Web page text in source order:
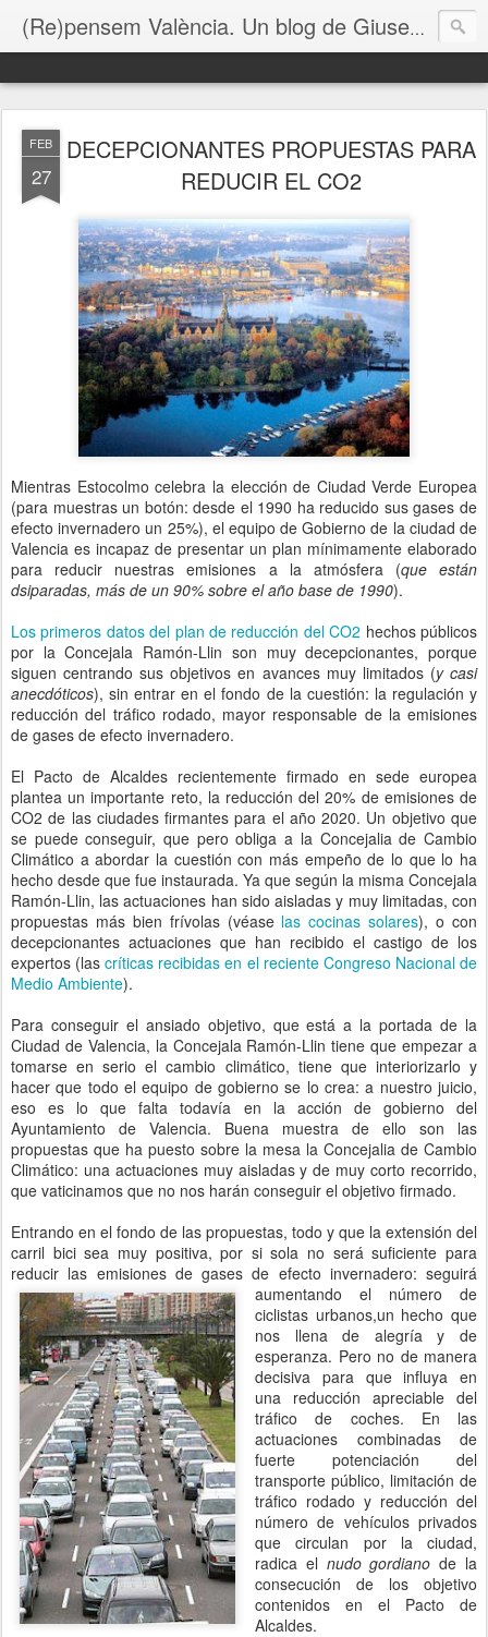
(Re)pensem València. Un blog de Giuseppe Grezzi
FEB
27
DECEPCIONANTES PROPUESTAS PARA
REDUCIR EL CO2
Mientras Estocolmo celebra la elección de Ciudad Verde Europea
(para muestras un botón: desde el 1990 ha reducido sus gases de
efecto invernadero un 25%), el equipo de Gobierno de la ciudad de
Valencia es incapaz de presentar un plan mínimamente elaborado
para reducir nuestras emisiones a la atmósfera (que están
dsiparadas, más de un 90% sobre el año base de 1990).
Los primeros datos del plan de reducción del CO2 hechos públicos
por la Concejala Ramón-Llin son muy decepcionantes, porque
siguen centrando sus objetivos en avances muy limitados (y casi
anecdóticos), sin entrar en el fondo de la cuestión: la regulación y
reducción del tráfico rodado, mayor responsable de la emisiones
de gases de efecto invernadero.
El Pacto de Alcaldes recientemente firmado en sede europea
plantea un importante reto, la reducción del 20% de emisiones de
CO2 de las ciudades firmantes para el año 2020. Un objetivo que
se puede conseguir, que pero obliga a la Concejalia de Cambio
Climático a abordar la cuestión con más empeño de lo que lo ha
hecho desde que fue instaurada. Ya que según la misma Concejala
Ramón-Llin, las actuaciones han sido aisladas y muy limitadas, con
propuestas más bien frívolas (véase las cocinas solares), o con
decepcionantes actuaciones que han recibido el castigo de los
expertos (lascríticas recibidas en el reciente Congreso Nacional de
Medio Ambiente).
Para conseguir el ansiado objetivo, que está a la portada de la
Ciudad de Valencia, la Concejala Ramón-Llin tiene que empezar a
tomarse en serio el cambio climático, tiene que interiorizarlo y
hacer que todo el equipo de gobierno se lo crea: a nuestro juicio,
eso es lo que falta todavía en la acción de gobierno del
Ayuntamiento de Valencia. Buena muestra de ello son las
propuestas que ha puesto sobre la mesa la Concejalia de Cambio
Climático: una actuaciones muy aisladas y de muy corto recorrido,
que vaticinamos que no nos harán conseguir el objetivo firmado.
Entrando en el fondo de las propuestas, todo y que la extensión del
carril bici sea muy positiva, por si sola no será suficiente para
reducir las emisiones de gases de efecto invernadero: seguirá
aumentando el número de
ciclistas urbanos,un hecho que
nos llena de alegría y de
esperanza. Pero no de manera
decisiva para que influya en
una reducción apreciable del
tráfico de coches. En las
actuaciones combinadas de
fuerte potenciación del
transporte público, limitación de
tráfico rodado y reducción del
número de vehículos privados
que circulan por la ciudad,
radica el nudo gordiano de la
consecución de los objetivo
contenidos en el Pacto de
Alcaldes.